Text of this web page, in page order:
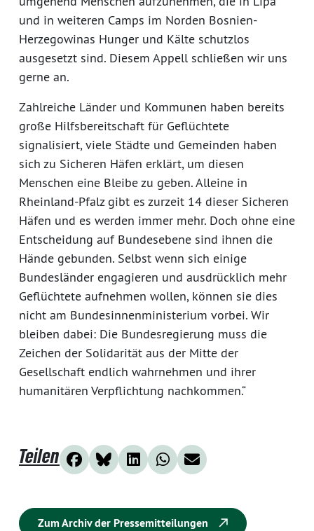
und in weiteren Camps im Norden Bosnien-
Herzegowinas Hunger und Kälte schutzlos
ausgesetzt sind. Diesem Appell schließen wir uns
gerne an.
Zahlreiche Länder und Kommunen haben bereits
große Hilfsbereitschaft für Geflüchtete
signalisiert, viele Städte und Gemeinden haben
sich zu Sicheren Häfen erklärt, um diesen
Menschen eine Bleibe zu geben. Alleine in
Rheinland-Pfalz gibt es zurzeit 14 dieser Sicheren
Häfen und es werden immer mehr. Doch ohne eine
Entscheidung auf Bundesebene sind ihnen die
Hände gebunden. Selbst wenn sich einige
Bundesländer engagieren und ausdrücklich mehr
Geflüchtete aufnehmen wollen, können sie dies
nicht am Bundesinnenministerium vorbei. Wir
bleiben dabei: Die Bundesregierung muss die
Zeichen der Solidarität aus der Mitte der
Gesellschaft endlich wahrnehmen und ihrer
humanitären Verpflichtung nachkommen.“
Teilen
Zum Archiv der Pressemitteilungen